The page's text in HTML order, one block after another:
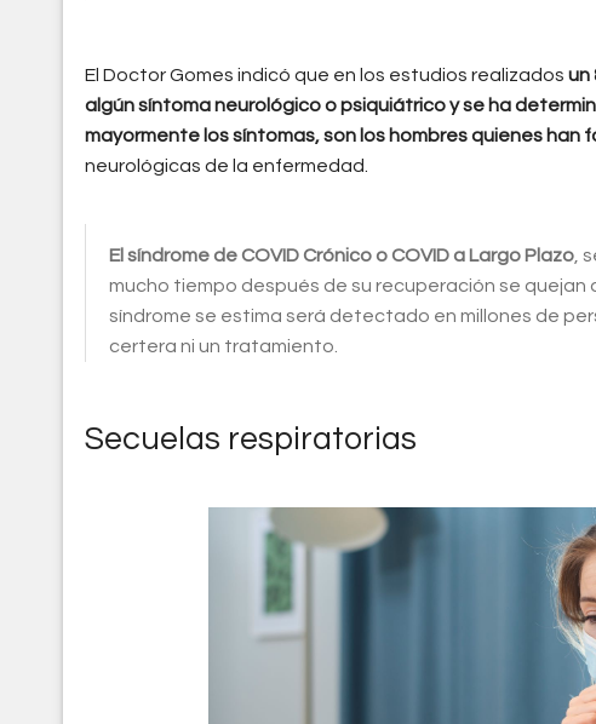
El Doctor Gomes indicó que en los estudios realizados un
algún síntoma neurológico o psiquiátrico y se ha
mayormente los síntomas, son los hombres quienes han
neurológicas de la enfermedad.
El síndrome de COVID Crónico o COVID a Largo Plazo ,
mucho tiempo después de su recuperación se quejan
síndrome se estima será detectado en millones de
certera ni un tratamiento.
Secuelas respiratorias
covid_secuelas.jpg